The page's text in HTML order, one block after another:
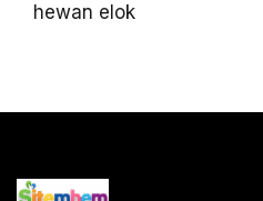
hewan elok